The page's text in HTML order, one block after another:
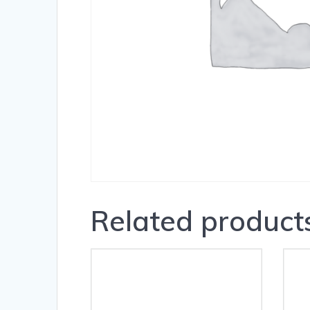
Related